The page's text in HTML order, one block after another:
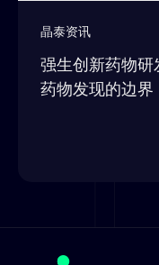
晶泰资讯
强生创新药物研
药物发现的边界